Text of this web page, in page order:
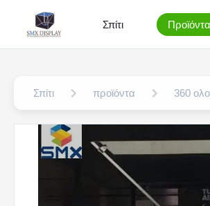
Σπίτι Προϊόντα
Σπίτι προϊόντα 360